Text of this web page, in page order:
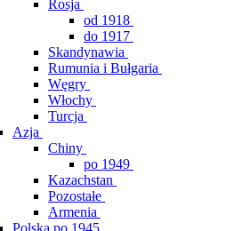
Rosja
od 1918
do 1917
Skandynawia
Rumunia i Bułgaria
Węgry
Włochy
Turcja
Azja
Chiny
po 1949
Kazachstan
Pozostałe
Armenia
Polska po 1945